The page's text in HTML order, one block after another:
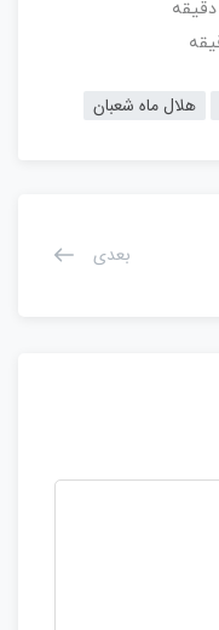
هلال ماه شعبان
بعدی